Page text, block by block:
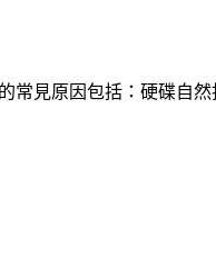
見原因包括：硬碟自